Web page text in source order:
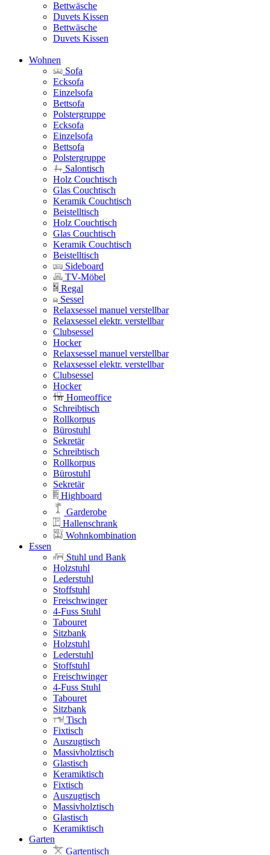
Bettwäsche
Duvets Kissen
Bettwäsche
Duvets Kissen
Wohnen
Sofa
Ecksofa
Einzelsofa
Bettsofa
Polstergruppe
Ecksofa
Einzelsofa
Bettsofa
Polstergruppe
Salontisch
Holz Couchtisch
Glas Couchtisch
Keramik Couchtisch
Beistelltisch
Holz Couchtisch
Glas Couchtisch
Keramik Couchtisch
Beistelltisch
Sideboard
TV-Möbel
Regal
Sessel
Relaxsessel manuel verstellbar
Relaxsessel elektr. verstellbar
Clubsessel
Hocker
Relaxsessel manuel verstellbar
Relaxsessel elektr. verstellbar
Clubsessel
Hocker
Homeoffice
Schreibtisch
Rollkorpus
Bürostuhl
Sekretär
Schreibtisch
Rollkorpus
Bürostuhl
Sekretär
Highboard
Garderobe
Hallenschrank
Wohnkombination
Essen
Stuhl und Bank
Holzstuhl
Lederstuhl
Stoffstuhl
Freischwinger
4-Fuss Stuhl
Tabouret
Sitzbank
Holzstuhl
Lederstuhl
Stoffstuhl
Freischwinger
4-Fuss Stuhl
Tabouret
Sitzbank
Tisch
Fixtisch
Auszugtisch
Massivholztisch
Glastisch
Keramiktisch
Fixtisch
Auszugtisch
Massivholztisch
Glastisch
Keramiktisch
Garten
Gartentisch